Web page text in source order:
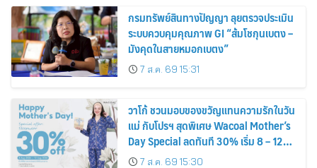
กรมทรัพย์สินทางปัญญา ลุยตรวจประเมิน
ระบบควบคุมคุณภาพ GI “ส้มโชกุนเบตง –
มังคุดในสายหมอกเบตง”
7 ส.ค. 69 15:31
วาโก้ ชวนมอบของขวัญแทนความรักในวัน
แม่ กับโปรฯ สุดพิเศษ Wacoal Mother’s
Day Special ลดทันที 30% เริ่ม 8 – 12
สิงหาคม 2569
7 ส.ค. 69 15:30